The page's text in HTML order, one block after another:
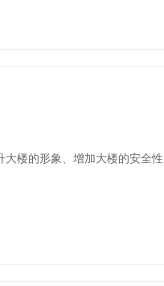
楼的形象、增加大楼的安全性